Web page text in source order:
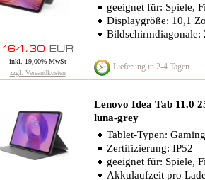
geeignet für: Spiele,
Displaygröße: 10,1
Bildschirmdiagonale:
inkl. 19,00% MwSt
zzgl. Versandkosten
Lieferung in 2-4 Tagen
Lenovo Idea Tab 11.0
luna-grey
Tablet-Typen:
Zertifizierung: IP52
geeignet für: Spiele,
Akkulaufzeit pro